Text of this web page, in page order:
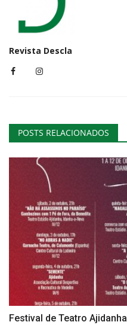
Revista Descla
POSTS RELACIONADOS
Festival de Teatro Ajidanha